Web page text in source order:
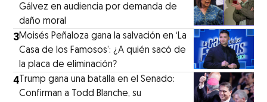
Gálvez en audiencia por demanda de
daño moral
3Moisés Peñaloza gana la salvación en ‘La
Casa de los Famosos’: ¿A quién sacó de
la placa de eliminación?
4 Trump gana una batalla en el Senado:
Confirman a Todd Blanche, su